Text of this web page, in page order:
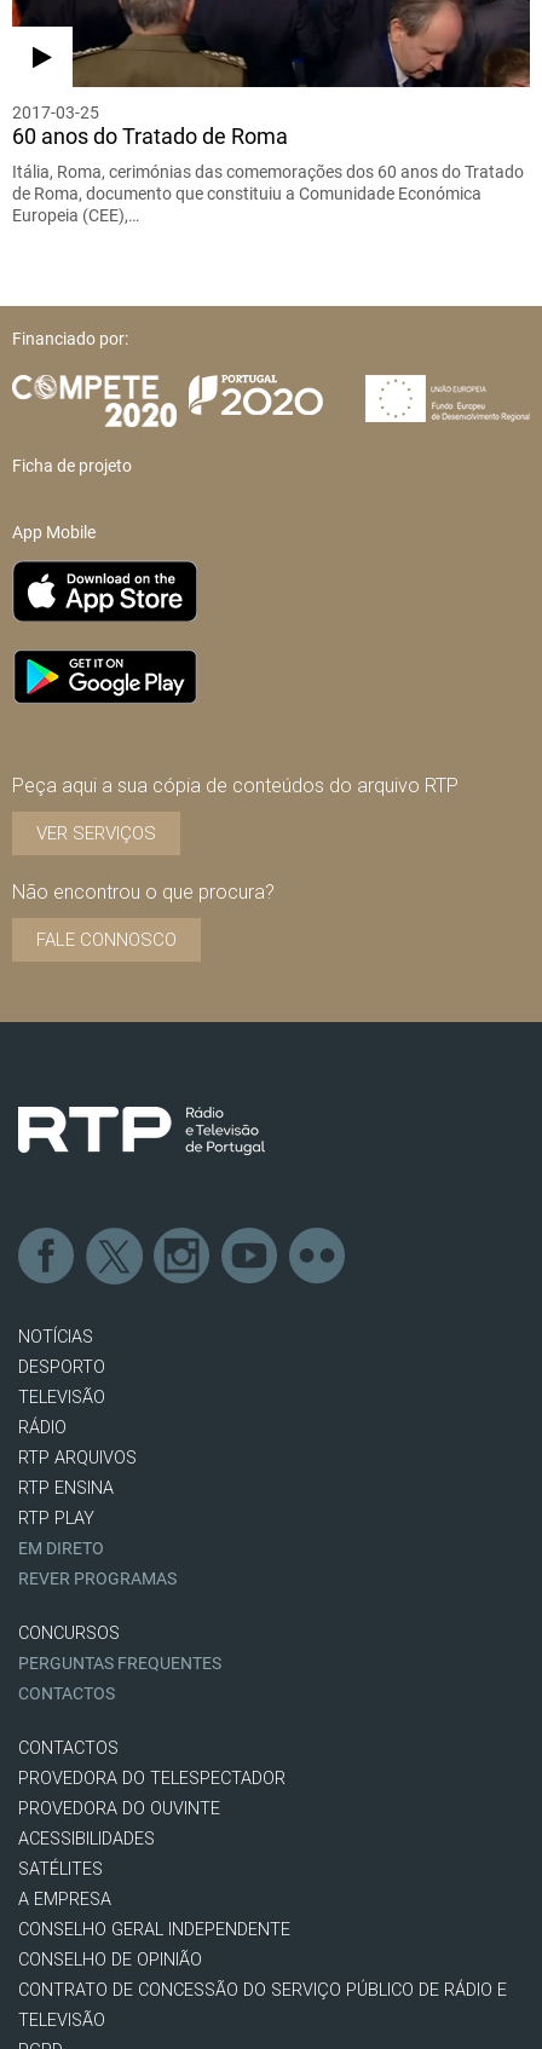
2017-03-25
60 anos do Tratado de Roma
Itália, Roma, cerimónias das comemorações dos 60 anos do Tratado
de Roma, documento que constituiu a Comunidade Económica
Europeia (CEE),…
Financiado por:
Ficha de projeto
App Mobile
Peça aqui a sua cópia de conteúdos do arquivo RTP
VER SERVIÇOS
Não encontrou o que procura?
FALE CONNOSCO
NOTÍCIAS
DESPORTO
TELEVISÃO
RÁDIO
RTP ARQUIVOS
RTP ENSINA
RTP PLAY
EM DIRETO
REVER PROGRAMAS
CONCURSOS
PERGUNTAS FREQUENTES
CONTACTOS
CONTACTOS
PROVEDORA DO TELESPECTADOR
PROVEDORA DO OUVINTE
ACESSIBILIDADES
SATÉLITES
A EMPRESA
CONSELHO GERAL INDEPENDENTE
CONSELHO DE OPINIÃO
CONTRATO DE CONCESSÃO DO SERVIÇO PÚBLICO DE RÁDIO E
TELEVISÃO